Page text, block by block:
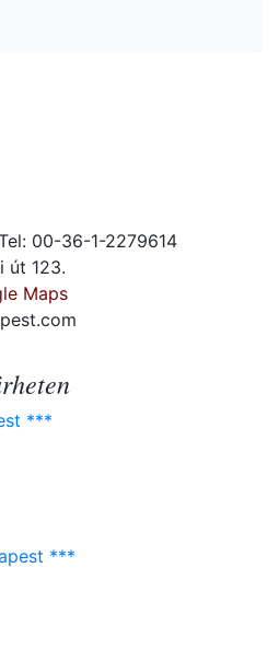
00-36-1-2279614
út 123.
Maps
***
***